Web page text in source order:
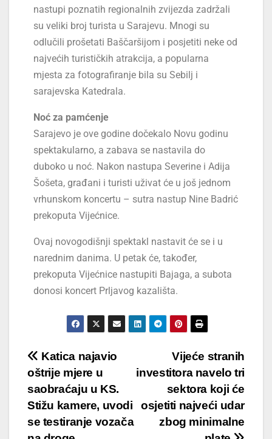
nastupi poznatih regionalnih zvijezda zadržali
su veliki broj turista u Sarajevu. Mnogi su
odlučili prošetati Baščaršijom i posjetiti neke od
najvećih turističkih atrakcija, a popularna
mjesta za fotografiranje bila su Sebilj i
sarajevska Katedrala.
Noć za pamćenje
Sarajevo je ove godine dočekalo Novu godinu
spektakularno, a zabava se nastavila do
duboko u noć. Nakon nastupa Severine i Adija
Šošeta, građani i turisti uživat će u još jednom
vrhunskom koncertu – sutra nastup Nine Badrić
prekoputa Vijećnice.
Ovaj novogodišnji spektakl nastavit će se i u
narednim danima. U petak će, također,
prekoputa Vijećnice nastupiti Bajaga, a subota
donosi koncert Prljavog kazališta.
Vijeće stranih
investitora navelo tri
sektora koji će
osjetiti najveći udar
zbog minimalne
Katica najavio
oštrije mjere u
saobraćaju u KS.
Stižu kamere, uvodi
se testiranje vozača